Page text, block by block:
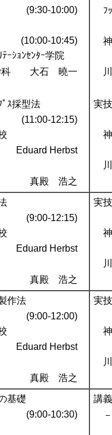
(9:30-10:00)
(10:00-10:45)
ｰｼｮﾝｾﾝﾀｰ学院
科 大石 曉一
ｽ採型法
(11:00-12:15)
Eduard Herbst
真殿 浩之
ﾌｯ
神
川
実
神
川
(9:00-12:15)
Eduard Herbst
真殿 浩之
実
神
川
作法
(9:00-12:00)
Eduard Herbst
真殿 浩之
実
神
川
基礎
(9:00-10:30)
講
－